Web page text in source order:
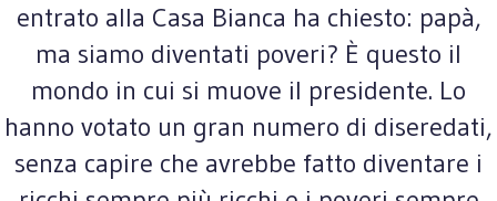
entrato alla Casa Bianca ha chiesto: papà,
ma siamo diventati poveri? È questo il
mondo in cui si muove il presidente. Lo
hanno votato un gran numero di diseredati,
senza capire che avrebbe fatto diventare i